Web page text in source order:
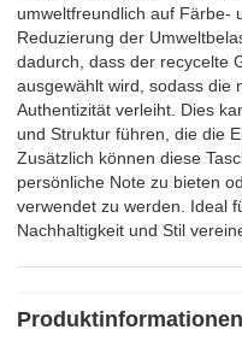
umweltfreundlich auf Färbe-
Reduzierung der
dadurch, dass der recycelte
ausgewählt wird, sodass die
Authentizität verleiht. Dies
und Struktur führen, die die
Zusätzlich können diese
persönliche Note zu bieten
verwendet zu werden. Ideal
Nachhaltigkeit und Stil
Produktinformationen